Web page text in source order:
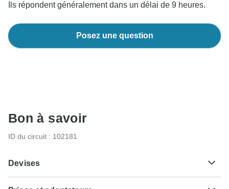
Ils répondent généralement dans un délai de 9 heures.
Posez une question
Bon à savoir
ID du circuit : 102181
Devises